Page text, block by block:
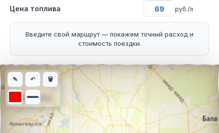
Цена топлива руб./л
Введите свой маршрут — покажем точный расход и
стоимость поездки.
Интерактивная карта автомобильного маршрута из города
✎ ↶ 🗑